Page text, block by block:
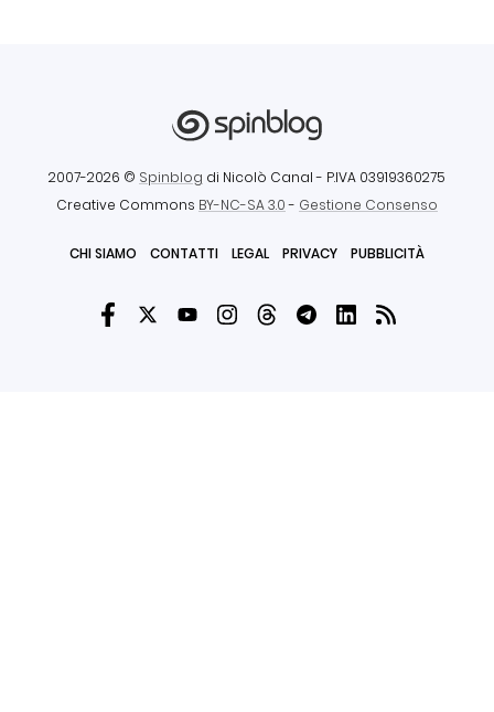
2007-2026 © Spinblog di Nicolò Canal - P.IVA 03919360275
Creative Commons BY-NC-SA 3.0- Gestione Consenso
CHI SIAMO CONTATTI LEGAL PRIVACY PUBBLICITÀ